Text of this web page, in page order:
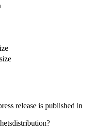
release is published in